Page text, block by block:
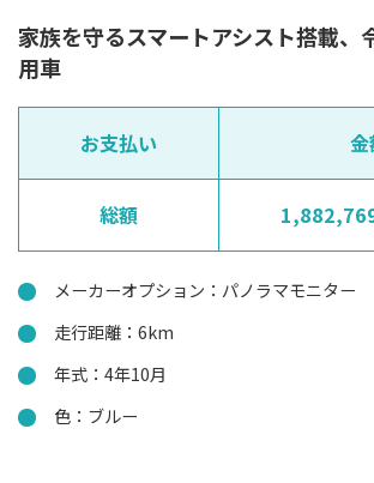
家族を守るスマートアシスト搭載、
用車
お支払い 金
総額
メーカーオプション：パノラマモニター
走行距離：6km
年式：4年10月
色：ブルー